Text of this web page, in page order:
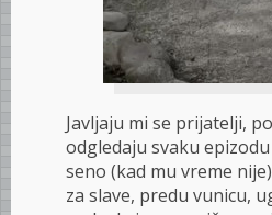
Javljaju mi se prijatelji,
odgledaju svaku
seno (kad mu vreme
za slave, predu vunicu,